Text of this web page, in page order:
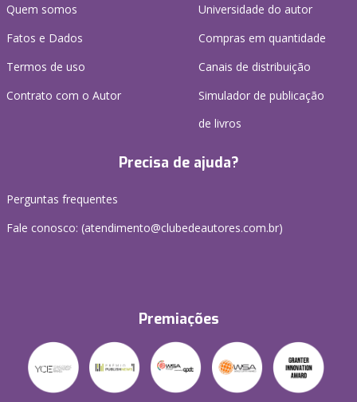
Quem somos
Fatos e Dados
Termos de uso
Contrato com o Autor
Universidade do autor
Compras em quantidade
Canais de distribuição
Simulador de publicação
de livros
Precisa de ajuda?
Perguntas frequentes
Fale conosco: (atendimento@clubedeautores.com.br)
Premiações